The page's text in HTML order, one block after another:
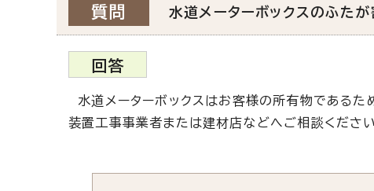
質問 水道メーターボックスのふた
回答
水道メーターボックスはお客様の所有物であるた
装置工事事業者または建材店などへご相談ください